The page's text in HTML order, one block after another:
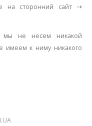
на сторонний сайт ⇢
мы не несем никакой
имеем к ниму никакого